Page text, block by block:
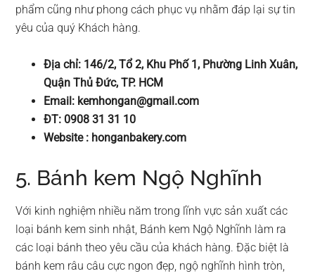
phẩm cũng như phong cách phục vụ nhằm đáp lại sự tin
yêu của quý Khách hàng.
Địa chỉ: 146/2, Tổ 2, Khu Phố 1, Phường Linh Xuân,
Quận Thủ Đức, TP. HCM
Email: kemhongan@gmail.com
ĐT: 0908 31 31 10
Website : honganbakery.com
5. Bánh kem Ngộ Nghĩnh
Với kinh nghiệm nhiều năm trong lĩnh vực sản xuất các
loại bánh kem sinh nhật, Bánh kem Ngộ Nghĩnh làm ra
các loại bánh theo yêu cầu của khách hàng. Đặc biệt là
bánh kem râu câu cực ngon đẹp, ngộ nghĩnh hình tròn,